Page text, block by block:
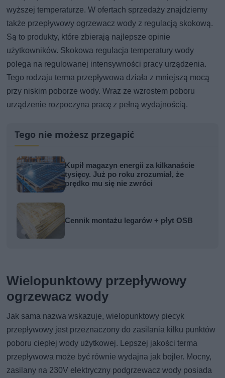
wyższej temperaturze. W ofertach sprzedaży znajdziemy
także przepływowy ogrzewacz wody z regulacją skokową.
Są to produkty, które zbierają najlepsze opinie
użytkowników. Skokowa regulacja temperatury wody
polega na regulowanej intensywności pracy urządzenia.
Tego rodzaju terma przepływowa działa z mniejszą mocą
przy niskim poborze wody. Wraz ze wzrostem poboru
urządzenie rozpoczyna pracę z pełną wydajnością.
Tego nie możesz przegapić
Kupił magazyn energii za kilkanaście
tysięcy. Już po roku zrozumiał, że
prędko mu się nie zwróci
Cennik montażu legarów + płyt OSB
Wielopunktowy przepływowy
ogrzewacz wody
Jak sama nazwa wskazuje, wielopunktowy piecyk
przepływowy jest przeznaczony do zasilania kilku punktów
poboru ciepłej wody użytkowej. Lepszej jakości terma
przepływowa może być równie wydajna jak bojler. Mocny,
zasilany na 230V elektryczny podgrzewacz wody posiada